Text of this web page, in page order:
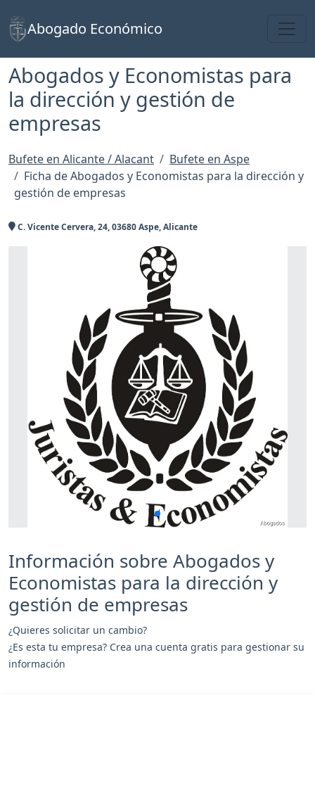
Abogado Económico
Abogados y Economistas para
la dirección y gestión de
empresas
Bufete en Alicante / Alacant
Bufete en Aspe
Ficha de Abogados y Economistas para la dirección y
gestión de empresas
C. Vicente Cervera, 24, 03680 Aspe, Alicante
Información sobre Abogados y
Economistas para la dirección y
gestión de empresas
¿Quieres solicitar un cambio?
¿Es esta tu empresa? Crea una cuenta gratis para gestionar su
información